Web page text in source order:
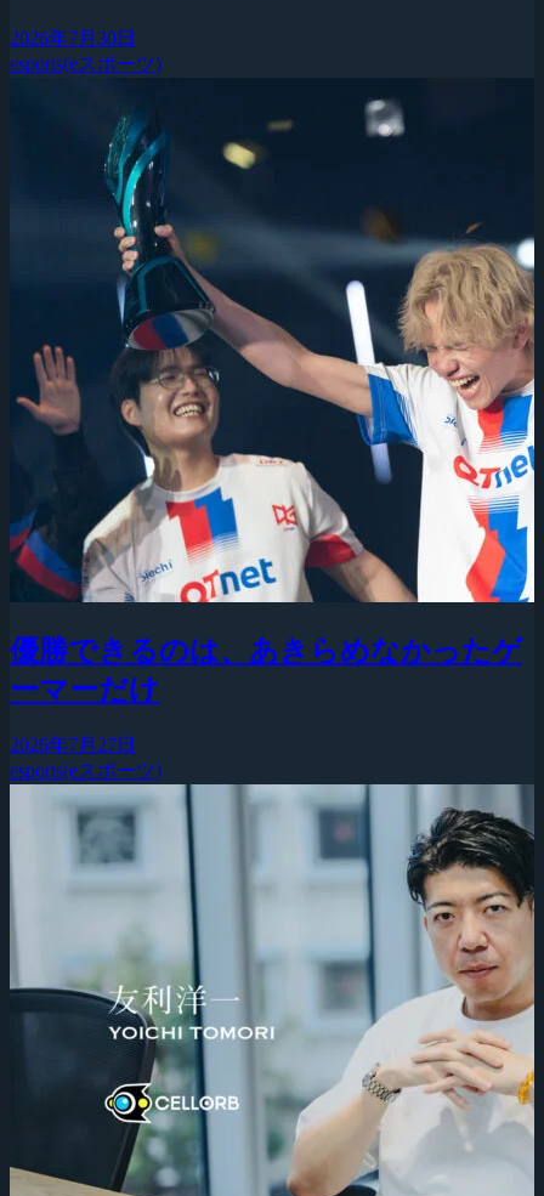
2026年7月30日
esports(eスポーツ)
優勝できるのは、あきらめなかったゲ
ーマーだけ
2026年7月27日
esports(eスポーツ)